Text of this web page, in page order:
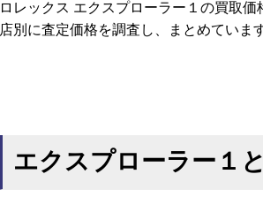
ロレックス エクスプローラー１の買取
店別に査定価格を調査し、まとめていま
エクスプローラー１